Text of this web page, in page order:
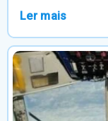
Ler mais